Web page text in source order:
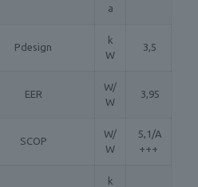
a
Pdesign
k
W
3,5
EER
W/
W
3,95
SCOP
W/
W
5,1/A
+++
k